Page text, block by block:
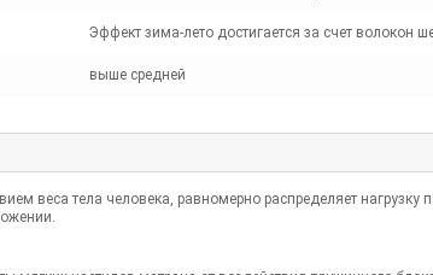
Эффект зима-лето достигается за счет волокон
выше средней
веса тела человека, равномерно распределяет